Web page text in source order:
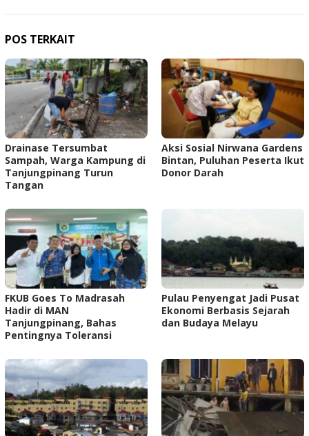
POS TERKAIT
Drainase Tersumbat
Sampah, Warga Kampung di
Tanjungpinang Turun
Tangan
Aksi Sosial Nirwana Gardens
Bintan, Puluhan Peserta Ikut
Donor Darah
FKUB Goes To Madrasah
Hadir di MAN
Tanjungpinang, Bahas
Pentingnya Toleransi
Pulau Penyengat Jadi Pusat
Ekonomi Berbasis Sejarah
dan Budaya Melayu